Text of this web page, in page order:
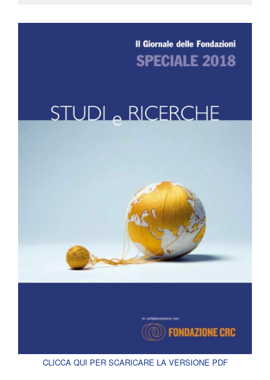
CLICCA QUI PER SCARICARE LA VERSIONE PDF